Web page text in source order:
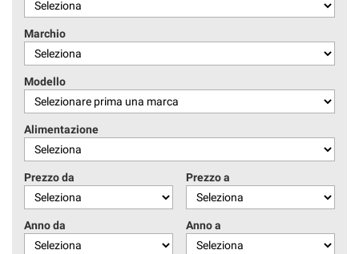
Marchio
Modello
Alimentazione
Prezzo da Prezzo a
Anno da Anno a
tracciamento
che
adottiamo
per
offrire
le
funzionalità
e
svolgere
attività
di
seguito
descritte.
Per
ottenere